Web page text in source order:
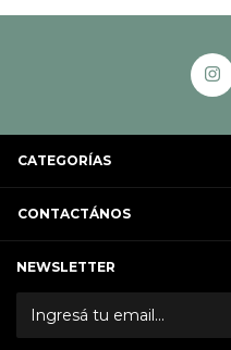
CATEGORÍAS
CONTACTÁNOS
NEWSLETTER